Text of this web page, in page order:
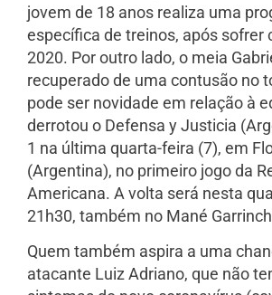
jovem de 18 anos realiza uma
específica de treinos, após sofrer
2020. Por outro lado, o meia
recuperado de uma contusão no
pode ser novidade em relação à
derrotou o Defensa y Justicia
1 na última quarta-feira (7), em
(Argentina), no primeiro jogo da
Americana. A volta será nesta
21h30, também no Mané
Quem também aspira a uma
atacante Luiz Adriano, que não